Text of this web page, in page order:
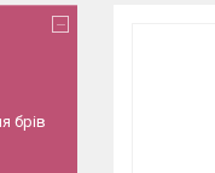
брів